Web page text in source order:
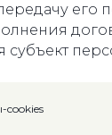
его
субъект
cookies